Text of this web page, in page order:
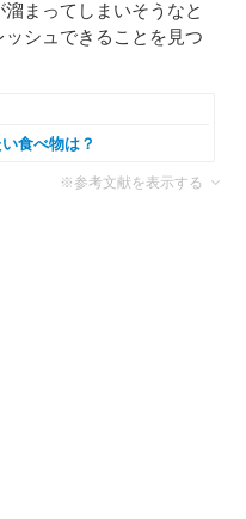
まってしまいそうなと
シュできることを見つ
食べ物は？
※参考文献を表示する